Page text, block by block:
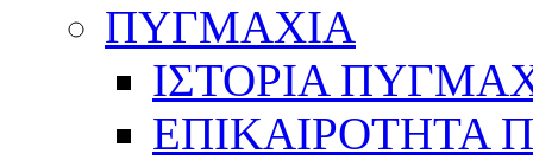
ΠΥΓΜΑΧΙΑ
ΙΣΤΟΡΙΑ
ΕΠΙΚΑΙΡΟΤΗΤΑ